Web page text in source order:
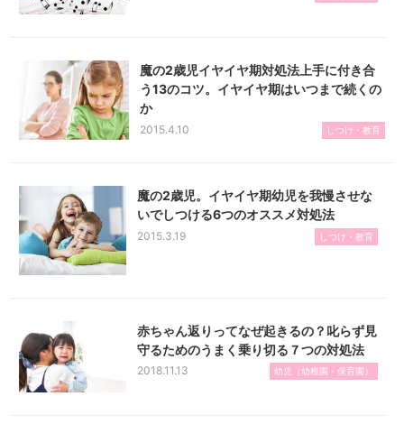
魔の2歳児イヤイヤ期対処法上手に付き合
う13のコツ。イヤイヤ期はいつまで続くの
か
2015.4.10 しつけ・教育
魔の2歳児。イヤイヤ期幼児を我慢させな
いでしつける6つのオススメ対処法
2015.3.19 しつけ・教育
赤ちゃん返りってなぜ起きるの？叱らず見
守るためのうまく乗り切る７つの対処法
2018.11.13 幼児（幼稚園・保育園）